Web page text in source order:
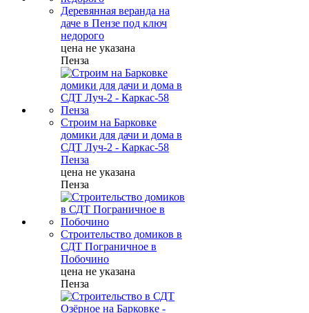
Деревянная веранда на
даче в Пензе под ключ
недорого
цена не указана
Пенза
Строим на Барковке
домики для дачи и дома в
СДТ Луч-2 - Каркас-58
Пенза
цена не указана
Пенза
Строительство домиков в
СДТ Пограничное в
Побочино
цена не указана
Пенза